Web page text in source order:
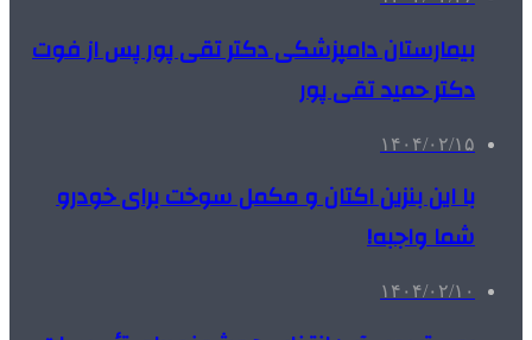
بیمارستان دامپزشکی دکتر تقی پور پس از فوت
دکتر حمید تقی پور
۱۴۰۴/۰۲/۱۵
با این بنزین اکتان و مکمل سوخت برای خودرو
شما واجبه!
۱۴۰۴/۰۲/۱۰